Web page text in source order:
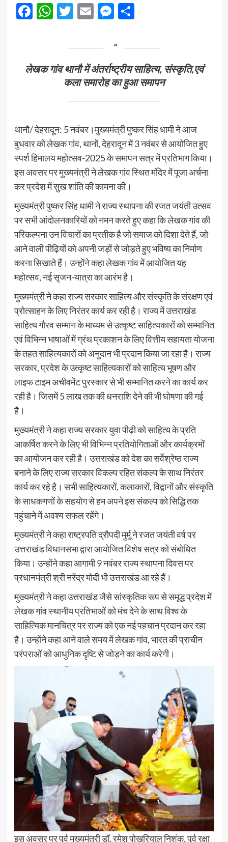
Facebook
WhatsApp
Twitter
EmailMessenger
Share
लेखक गांव थानौ में अंतर्राष्ट्रीय साहित्य, संस्कृति,एवं
कला समारोह का हुआ समापन
थानौ/ देहरादून: 5 नवंबर।मुख्यमंत्री पुष्कर सिंह धामी ने आज
बुधवार को लेखक गांव, थानों, देहरादून में 3 नवंबर से आयोजित हुए
स्पर्श हिमालय महोत्सव-2025 के समापन सत्र में प्रतिभाग किया।
इस अवसर पर मुख्यमंत्री ने लेखक गांव स्थित मंदिर में पूजा अर्चना
कर प्रदेश में सुख शांति की कामना की।
मुख्यमंत्री पुष्कर सिंह धामी ने राज्य स्थापना की रजत जयंती उत्सव
पर सभी आंदोलनकारियों को नमन करते हुए कहा कि लेखक गांव की
परिकल्पना उन विचारों का प्रतीक है जो समाज को दिशा देते हैं, जो
आने वाली पीढ़ियों को अपनी जड़ों से जोड़ते हुए भविष्य का निर्माण
करना सिखाते हैं। उन्होंने कहा लेखक गांव में आयोजित यह
महोत्सव, नई सृजन-यात्रा का आरंभ है।
मुख्यमंत्री ने कहा राज्य सरकार साहित्य और संस्कृति के संरक्षण एवं
प्रोत्साहन के लिए निरंतर कार्य कर रही है। राज्य में उत्तराखंड
साहित्य गौरव सम्मान के माध्यम से उत्कृष्ट साहित्यकारों को सम्मानित
एवं विभिन्न भाषाओं में ग्रंथ प्रकाशन के लिए वित्तीय सहायता योजना
के तहत साहित्यकारों को अनुदान भी प्रदान किया जा रहा है। राज्य
सरकार, प्रदेश के उत्कृष्ट साहित्यकारों को साहित्य भूषण और
लाइफ टाइम अचीवमेंट पुरस्कार से भी सम्मानित करने का कार्य कर
रही है। जिसमें 5 लाख तक की धनराशि देने की भी घोषणा की गई
है।
मुख्यमंत्री ने कहा राज्य सरकार युवा पीढ़ी को साहित्य के प्रति
आकर्षित करने के लिए भी विभिन्न प्रतियोगिताओं और कार्यक्रमों
का आयोजन कर रही है। उत्तराखंड को देश का सर्वेश्रेष्ठ राज्य
बनाने के लिए राज्य सरकार विकल्प रहित संकल्प के साथ निरंतर
कार्य कर रहे है। सभी साहित्यकारों, कलाकारों, विद्वानों और संस्कृति
के साधकगणों के सहयोग से हम अपने इस संकल्प को सिद्धि तक
पहुंचाने में अवश्य सफल रहेंगे।
मुख्यमंत्री ने कहा राष्ट्रपति द्रौपदी मुर्मू ने रजत जयंती वर्ष पर
उत्तराखंड विधानसभा द्वारा आयोजित विशेष सत्र को संबोधित
किया। उन्होंने कहा आगामी 9 नवंबर राज्य स्थापना दिवस पर
प्रधानमंत्री श्री नरेंद्र मोदी भी उत्तराखंड आ रहे हैं।
मुख्यमंत्री ने कहा उत्तराखंड जैसे सांस्कृतिक रूप से समृद्ध प्रदेश में
लेखक गांव स्थानीय प्रतिभाओं को मंच देने के साथ विश्व के
साहित्यिक मानचित्र पर राज्य को एक नई पहचान प्रदान कर रहा
है। उन्होंने कहा आने वाले समय में लेखक गांव, भारत की प्राचीन
परंपराओं को आधुनिक दृष्टि से जोड़ने का कार्य करेगी।
इस अवसर पर पूर्व मुख्यमंत्री डॉ. रमेश पोखरियाल निशंक, पूर्व रक्षा